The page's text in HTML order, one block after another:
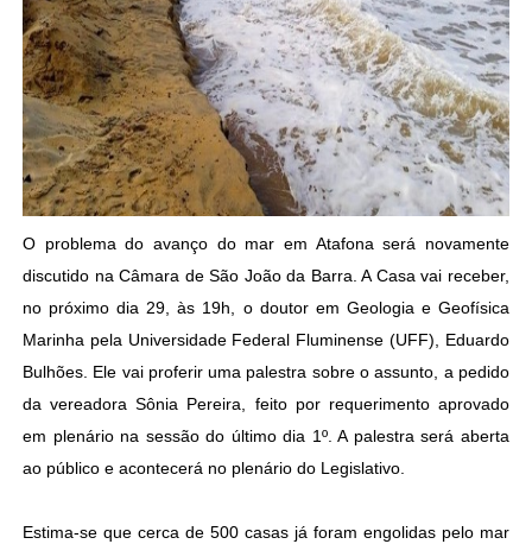
O problema do avanço do mar em Atafona será novamente
discutido na Câmara de São João da Barra. A Casa vai receber,
no próximo dia 29, às 19h, o doutor em Geologia e Geofísica
Marinha pela Universidade Federal Fluminense (UFF), Eduardo
Bulhões. Ele vai proferir uma palestra sobre o assunto, a pedido
da vereadora Sônia Pereira, feito por requerimento aprovado
em plenário na sessão do último dia 1º. A palestra será aberta
ao público e acontecerá no plenário do Legislativo.
Estima-se que cerca de 500 casas já foram engolidas pelo mar